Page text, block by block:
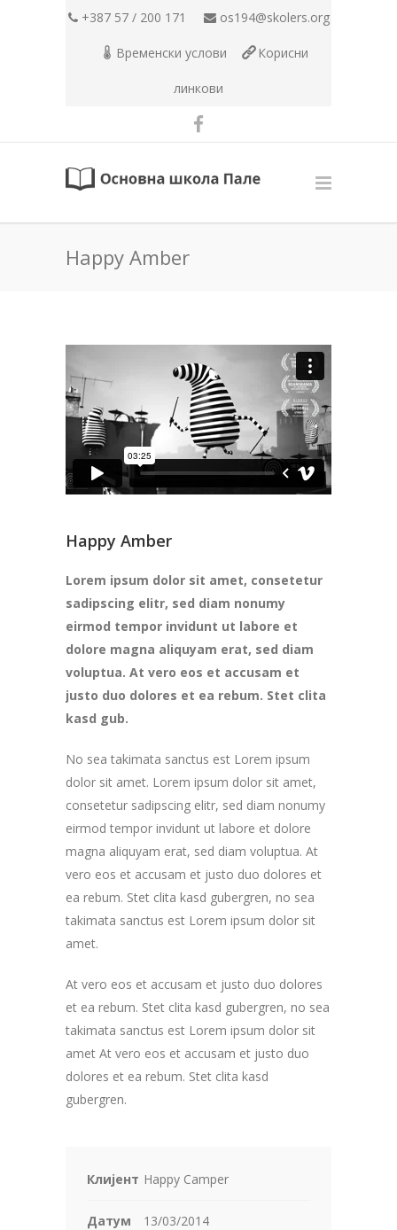
+387 57 / 200 171 os194@skolers.org
Временски услови Корисни
линкови
Happy Amber
Happy Amber
Lorem ipsum dolor sit amet, consetetur
sadipscing elitr, sed diam nonumy
eirmod tempor invidunt ut labore et
dolore magna aliquyam erat, sed diam
voluptua. At vero eos et accusam et
justo duo dolores et ea rebum. Stet clita
kasd gub.
No sea takimata sanctus est Lorem ipsum
dolor sit amet. Lorem ipsum dolor sit amet,
consetetur sadipscing elitr, sed diam nonumy
eirmod tempor invidunt ut labore et dolore
magna aliquyam erat, sed diam voluptua. At
vero eos et accusam et justo duo dolores et
ea rebum. Stet clita kasd gubergren, no sea
takimata sanctus est Lorem ipsum dolor sit
amet.
At vero eos et accusam et justo duo dolores
et ea rebum. Stet clita kasd gubergren, no sea
takimata sanctus est Lorem ipsum dolor sit
amet At vero eos et accusam et justo duo
dolores et ea rebum. Stet clita kasd
gubergren.
Клијент Happy Camper
Датум 13/03/2014